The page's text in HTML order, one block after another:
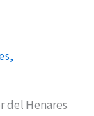
,
del Henares